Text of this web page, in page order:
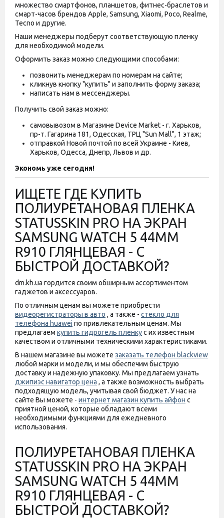
множество смартфонов, планшетов, фитнес-браслетов и
смарт-часов брендов Apple, Samsung, Xiaomi, Poco, Realme,
Tecno и другие.
Наши менеджеры подберут соответствующую пленку
для необходимой модели.
Оформить заказ можно следующими способами:
позвонить менеджерам по номерам на сайте;
кликнув кнопку "купить" и заполнить форму заказа;
написать нам в мессенджеры.
Получить свой заказ можно:
самовывозом в Магазине Device Market - г. Харьков,
пр-т. Гагарина 181, Одесская, ТРЦ "Sun Mall", 1 этаж;
отправкой Новой почтой по всей Украине - Киев,
Харьков, Одесса, Днепр, Львов и др.
Экономь уже сегодня!
ИЩЕТЕ ГДЕ КУПИТЬ
ПОЛИУРЕТАНОВАЯ ПЛЕНКА
STATUSSKIN PRO НА ЭКРАН
SAMSUNG WATCH 5 44MM
R910 ГЛЯНЦЕВАЯ - С
БЫСТРОЙ ДОСТАВКОЙ?
dm.kh.ua гордится своим обширным ассортиментом
гаджетов и аксессуаров.
По отличным ценам вы можете приобрести
видеорегистраторы в авто , а также - стекло для
телефона huawei по привлекательным ценам. Мы
предлагаем купить гидрогель пленкус их известным
качеством и отличными техническими характеристиками.
В нашем магазине вы можете заказать телефон blackview
любой марки и модели, и мы обеспечим быструю
доставку и надежную упаковку. Мы предлагаем узнать
джипиэс навигатор цена , а также возможность выбрать
подходящую модель, учитывая свой бюджет. У нас на
сайте Вы можете - интернет магазин купить айфон с
приятной ценой, которые обладают всеми
необходимыми функциями для ежедневного
использования.
ПОЛИУРЕТАНОВАЯ ПЛЕНКА
STATUSSKIN PRO НА ЭКРАН
SAMSUNG WATCH 5 44MM
R910 ГЛЯНЦЕВАЯ - С
БЫСТРОЙ ДОСТАВКОЙ?